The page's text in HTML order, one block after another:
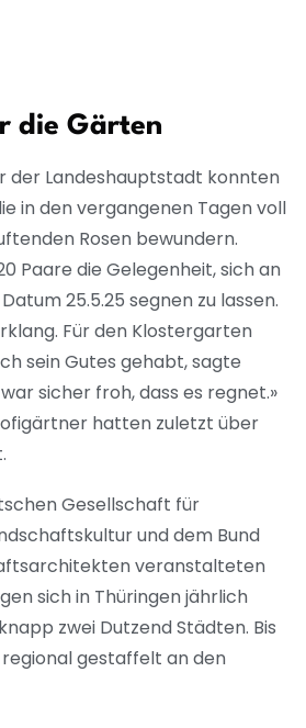
die Gärten
der Landeshauptstadt konnten
in den vergangenen Tagen voll
Rosen bewundern.
Paare die Gelegenheit, sich an
25.5.25 segnen zu lassen.
Für den Klostergarten
sein Gutes gehabt, sagte
sicher froh, dass es regnet.»
hatten zuletzt über
Gesellschaft für
und dem Bund
veranstalteten
sich in Thüringen jährlich
zwei Dutzend Städten. Bis
regional gestaffelt an den